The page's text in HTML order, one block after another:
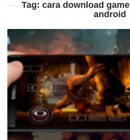
Tag: cara download
android